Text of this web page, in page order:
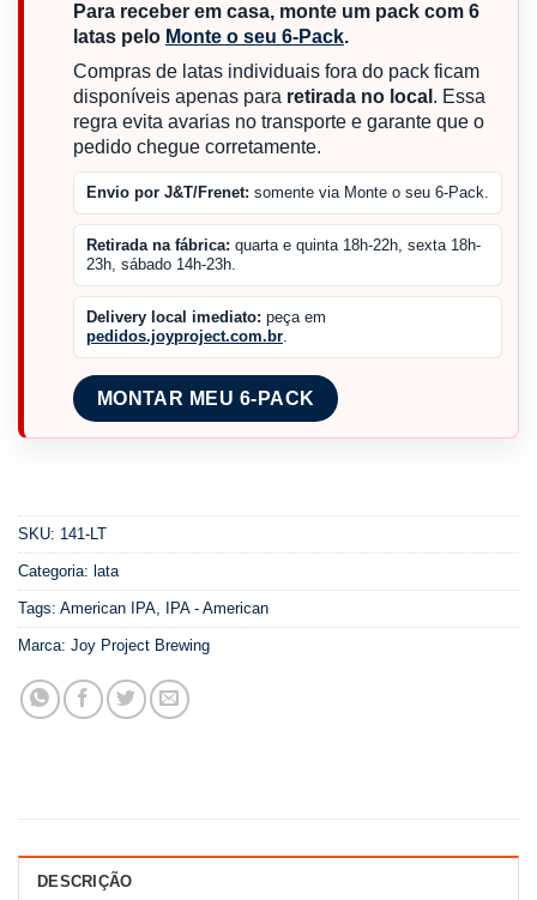
Para receber em casa, monte um pack com 6
latas pelo Monte o seu 6-Pack.
Compras de latas individuais fora do pack ficam
disponíveis apenas para retirada no local . Essa
regra evita avarias no transporte e garante que o
pedido chegue corretamente.
Envio por J&T/Frenet: somente via Monte o seu 6-Pack.
Retirada na fábrica: quarta e quinta 18h-22h, sexta 18h-
23h, sábado 14h-23h.
Delivery local imediato: peça em
pedidos.joyproject.com.br.
MONTAR MEU 6-PACK
SKU: 141-LT
Categoria: lata
Tags: American IPA, IPA - American
Marca: Joy Project Brewing
DESCRIÇÃO